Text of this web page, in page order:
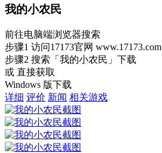
我的小农民
前往电脑端浏览器搜索
步骤1 访问17173官网 www.17173.com
步骤2 搜索 「我的小农民」 下载
或 直接获取
Windows 版下载
详细 评价 新闻 相关游戏